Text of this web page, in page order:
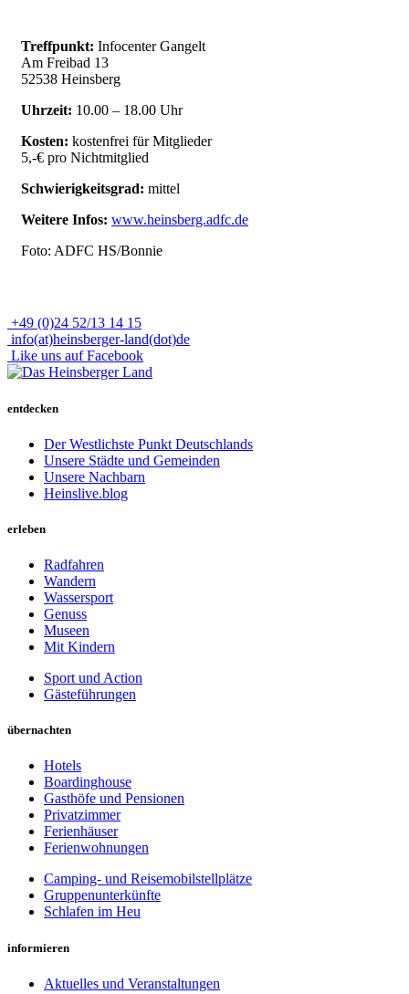
Treffpunkt: Infocenter Gangelt
Am Freibad 13
52538 Heinsberg
Uhrzeit: 10.00 – 18.00 Uhr
Kosten: kostenfrei für Mitglieder
5,-€ pro Nichtmitglied
Schwierigkeitsgrad: mittel
Weitere Infos: www.heinsberg.adfc.de
Foto: ADFC HS/Bonnie
+49 (0)24 52/13 14 15
info(at)heinsberger-land(dot)de
Like uns auf Facebook
entdecken
Der Westlichste Punkt Deutschlands
Unsere Städte und Gemeinden
Unsere Nachbarn
Heinslive.blog
erleben
Radfahren
Wandern
Wassersport
Genuss
Museen
Mit Kindern
Sport und Action
Gästeführungen
übernachten
Hotels
Boardinghouse
Gasthöfe und Pensionen
Privatzimmer
Ferienhäuser
Ferienwohnungen
Camping- und Reisemobilstellplätze
Gruppenunterkünfte
Schlafen im Heu
informieren
Aktuelles und Veranstaltungen